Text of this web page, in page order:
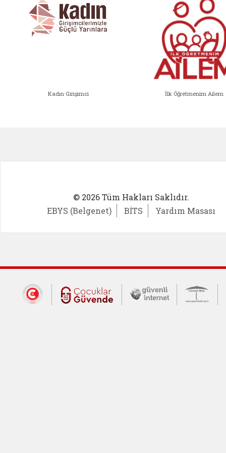
Kadın Girişimci İlk Öğretmenim Ailem
© 2026 Tüm Hakları Saklıdır.
EBYS (Belgenet)
BİTS Yardım Masası
Dış Bağlantılar
Cumhurbaşkanlığı İletişim Merkezi
Çocuklar Güvende (yeni
Güvenli